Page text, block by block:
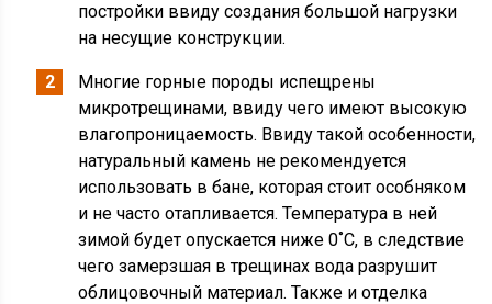
постройки ввиду создания большой нагрузки
на несущие конструкции.
Многие горные породы испещрены
микротрещинами, ввиду чего имеют высокую
влагопроницаемость. Ввиду такой особенности,
натуральный камень не рекомендуется
использовать в бане, которая стоит особняком
и не часто отапливается. Температура в ней
зимой будет опускается ниже 0˚C, в следствие
чего замерзшая в трещинах вода разрушит
облицовочный материал. Также и отделка